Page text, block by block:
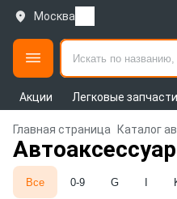
Москва
Акции Легковые запчасти
Главная страница Каталог
Все 0-9 G I